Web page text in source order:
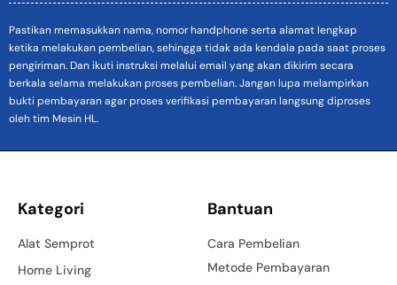
Pastikan memasukkan nama, nomor handphone serta alamat lengkap
ketika melakukan pembelian, sehingga tidak ada kendala pada saat proses
pengiriman. Dan ikuti instruksi melalui email yang akan dikirim secara
berkala selama melakukan proses pembelian. Jangan lupa melampirkan
bukti pembayaran agar proses verifikasi pembayaran langsung diproses
oleh tim Mesin HL.
Kategori
Alat Semprot
Home Living
Bantuan
Cara Pembelian
Metode Pembayaran